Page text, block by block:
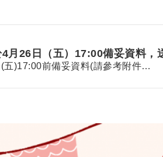
26日（五）17:00備妥資料，
五)17:00前備妥資料(請參考附件…